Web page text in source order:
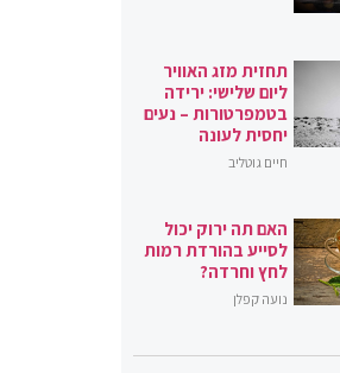
תחזית מזג האוויר
ליום שלישי: ירידה
בטמפרטורות – נעים
יחסית לעונה
חיים גוטליב
האם תה ירוק יכול
לסייע בהורדת רמות
לחץ וחרדה?
נועה קפלן